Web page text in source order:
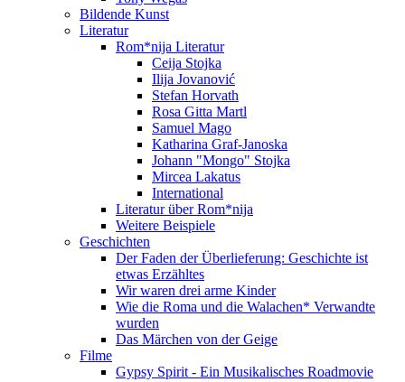
Bildende Kunst
Literatur
Rom*nija Literatur
Ceija Stojka
Ilija Jovanović
Stefan Horvath
Rosa Gitta Martl
Samuel Mago
Katharina Graf-Janoska
Johann "Mongo" Stojka
Mircea Lakatus
International
Literatur über Rom*nija
Weitere Beispiele
Geschichten
Der Faden der Überlieferung: Geschichte ist
etwas Erzähltes
Wir waren drei arme Kinder
Wie die Roma und die Walachen* Verwandte
wurden
Das Märchen von der Geige
Filme
Gypsy Spirit - Ein Musikalisches Roadmovie